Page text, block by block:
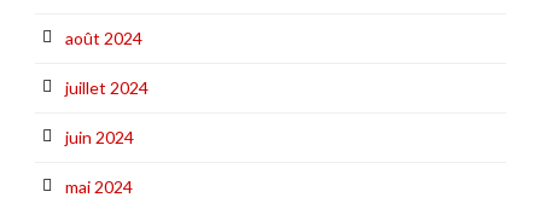
août 2024
juillet 2024
juin 2024
mai 2024